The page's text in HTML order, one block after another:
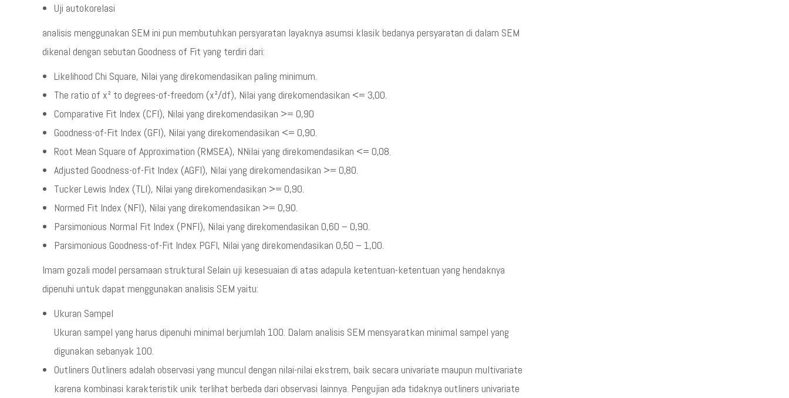
Uji autokorelasi
analisis menggunakan SEM ini pun membutuhkan persyaratan layaknya asumsi klasik bedanya persyaratan di dalam SEM
dikenal dengan sebutan Goodness of Fit yang terdiri dari:
Likelihood Chi Square, Nilai yang direkomendasikan paling minimum.
The ratio of x² to degrees-of-freedom (x²/df), Nilai yang direkomendasikan <= 3,00.
Comparative Fit Index (CFI), Nilai yang direkomendasikan >= 0,90
Goodness-of-Fit Index (GFI), Nilai yang direkomendasikan <= 0,90.
Root Mean Square of Approximation (RMSEA), NNilai yang direkomendasikan <= 0,08.
Adjusted Goodness-of-Fit Index (AGFI), Nilai yang direkomendasikan >= 0,80.
Tucker Lewis Index (TLI), Nilai yang direkomendasikan >= 0,90.
Normed Fit Index (NFI), Nilai yang direkomendasikan >= 0,90.
Parsimonious Normal Fit Index (PNFI), Nilai yang direkomendasikan 0,60 – 0,90.
Parsimonious Goodness-of-Fit Index PGFI, Nilai yang direkomendasikan 0,50 – 1,00.
Imam gozali model persamaan struktural Selain uji kesesuaian di atas adapula ketentuan-ketentuan yang hendaknya
dipenuhi untuk dapat menggunakan analisis SEM yaitu:
Ukuran Sampel
Ukuran sampel yang harus dipenuhi minimal berjumlah 100. Dalam analisis SEM mensyaratkan minimal sampel yang
digunakan sebanyak 100.
Outliners Outliners adalah observasi yang muncul dengan nilai-nilai ekstrem, baik secara univariate maupun multivariate
karena kombinasi karakteristik unik terlihat berbeda dari observasi lainnya. Pengujian ada tidaknya outliners univariate